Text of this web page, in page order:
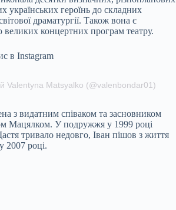
українських героїнь до складних
драматургії. Також вона є
концертних програм театру.
в Instagram
Valentyna Matsyalko (@valenbondar01)
з видатним співаком та засновником
Мацялком. У подружжя у 1999 році
тривало недовго, Іван пішов з життя
2007 році.